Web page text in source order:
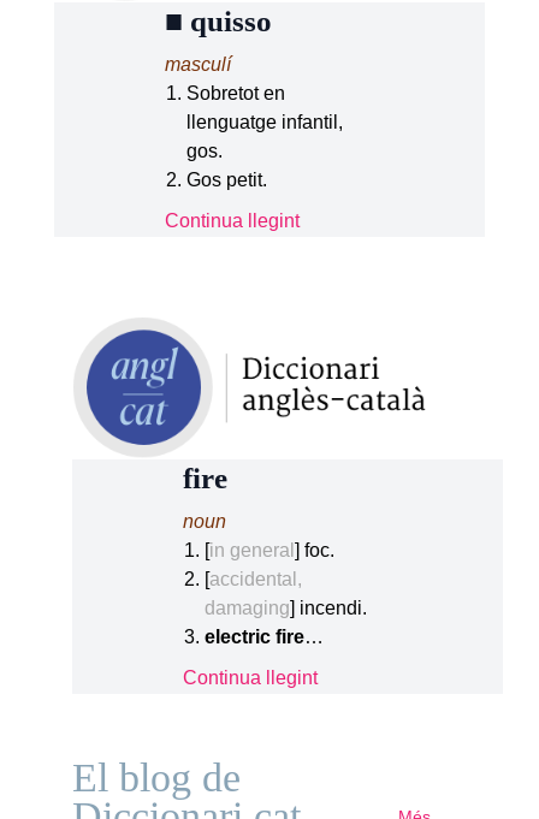
■ quisso
masculí
Sobretot en
llenguatge infantil,
gos.
Gos petit.
Continua llegint
fire
noun
[in general ] foc.
[accidental,
damaging] incendi.
electric fire…
Continua llegint
El blog de